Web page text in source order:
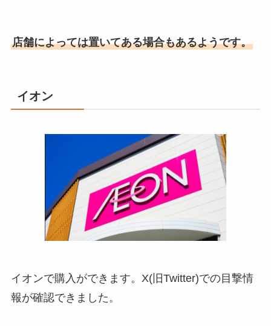
店舗によっては置いてある場合もあるようです。
イオン
イオンで購入ができます。X(旧Twitter)での目撃情
報が確認できました。